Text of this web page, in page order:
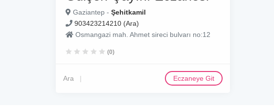
Gaziantep - Şehitkamil
903423214210 (Ara)
Osmangazi mah. Ahmet sireci bulvarı no:12
(0)
Ara Eczaneye Git